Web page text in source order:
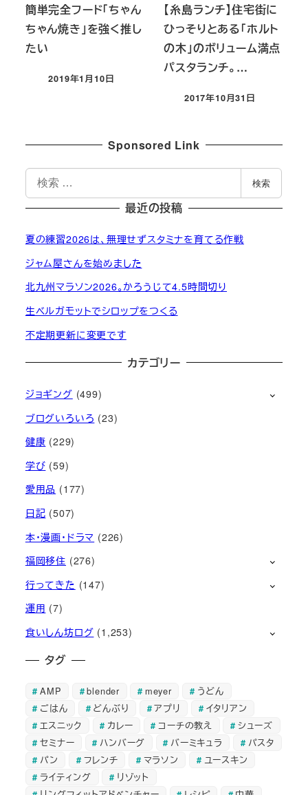
簡単完全フード「ちゃん
ちゃん焼き」を強く推し
たい
投稿日
2019年1月10日
【糸島ランチ】住宅街に
ひっそりとある「ホルト
の木」のボリューム満点
パスタランチ。…
投稿日
2017年10月31日
Sponsored Link
索
検索
最近の投稿
夏の練習2026は、無理せずスタミナを育てる作戦
ジャム屋さんを始めました
北九州マラソン2026。かろうじて4.5時間切り
生ベルガモットでシロップをつくる
不定期更新に変更です
カテゴリー
ジョギング (499)
ブログいろいろ (23)
健康 (229)
学び (59)
愛用品 (177)
日記 (507)
本・漫画・ドラマ (226)
福岡移住 (276)
行ってきた (147)
運用 (7)
食いしん坊ログ (1,253)
タグ
AMP blender meyer
うどん
ごはん
どんぶり アプリ
イタリアン
エスニック
カレー コーチの教え
シューズ
セミナー
ハンバーグ バーミキュラ
パスタ
パン
フレンチ マラソン
ユースキン
ライティング
リゾット